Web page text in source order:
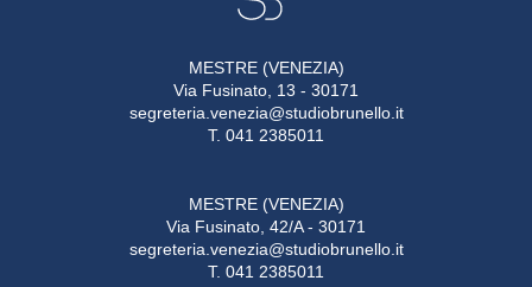
MESTRE (VENEZIA)
Via Fusinato, 13 - 30171
segreteria.venezia@studiobrunello.it
T. 041 2385011
MESTRE (VENEZIA)
Via Fusinato, 42/A - 30171
segreteria.venezia@studiobrunello.it
T. 041 2385011